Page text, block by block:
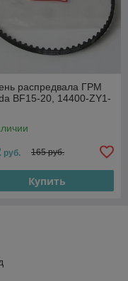
распредвала ГРМ
BF15-20, 14400-ZY1-
руб. 165 руб.
Купить